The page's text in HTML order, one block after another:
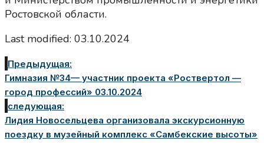
Ростовской области.
Last modified: 03.10.2024
Предыдущая:
Гимназия №34— участник проекта «Роствертол —
город профессий» 03.10.2024
следующая:
Лидия Новосельцева организовала экскурсионную
поездку в музейный комплекс «Самбекские высоты»